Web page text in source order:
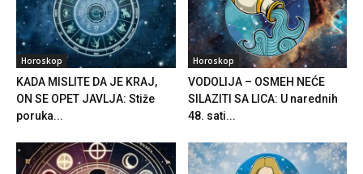
Horoskop
KADA MISLITE DA JE KRAJ,
ON SE OPET JAVLJA: Stiže
poruka...
Horoskop
VODOLIJA – OSMEH NEĆE
SILAZITI SA LICA: U narednih
48. sati...